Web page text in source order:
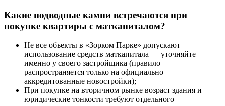
Какие подводные камни встречаются при
покупке квартиры с маткапиталом?
Не все объекты в «Зорком Парке» допускают
использование средств маткапитала — уточняйте
именно у своего застройщика (правило
распространяется только на официально
аккредитованные новостройки);
При покупке на вторичном рынке возраст здания и
юридические тонкости требуют отдельного